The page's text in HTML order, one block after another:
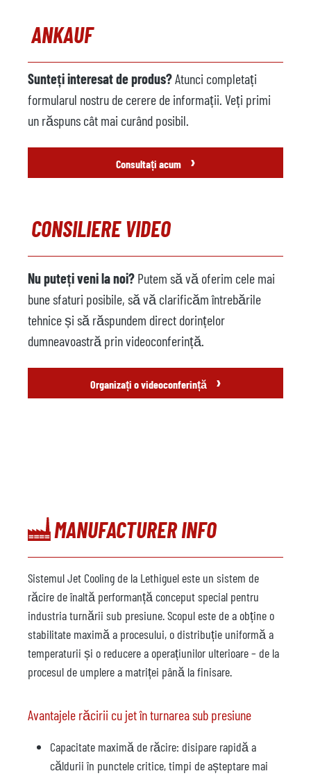
ANKAUF
Sunteți interesat de produs?Atunci completați
formularul nostru de cerere de informații. Veți primi
un răspuns cât mai curând posibil.
Consultați acum ›
CONSILIERE VIDEO
Nu puteți veni la noi? Putem să vă oferim cele mai
bune sfaturi posibile, să vă clarificăm întrebările
tehnice și să răspundem direct dorințelor
dumneavoastră prin videoconferință.
Organizați o videoconferință ›
MANUFACTURER INFO
Sistemul Jet Cooling de la Lethiguel este un sistem de
răcire de înaltă performanță conceput special pentru
industria turnării sub presiune. Scopul este de a obține o
stabilitate maximă a procesului, o distribuție uniformă a
temperaturii și o reducere a operațiunilor ulterioare – de la
procesul de umplere a matriței până la finisare.
Avantajele răcirii cu jet în turnarea sub presiune
Capacitate maximă de răcire: disipare rapidă a
căldurii în punctele critice, timpi de așteptare mai